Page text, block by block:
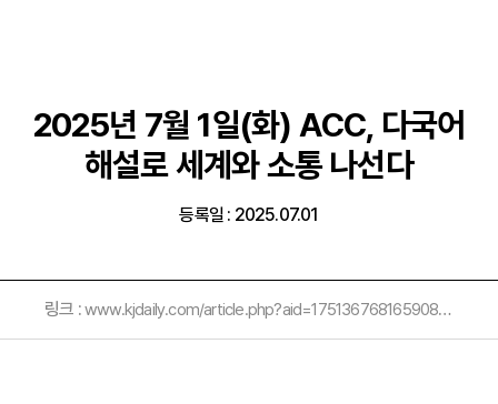
2025년 7월 1일(화) ACC, 다국어
해설로 세계와 소통 나선다
등록일 : 2025.07.01
링크 :www.kjdaily.com/article.php?aid=1751367681659083006